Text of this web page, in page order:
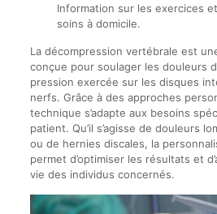
Information sur les exercices
soins à domicile.
La décompression vertébrale est
conçue pour soulager les douleurs
pression exercée sur les disques
nerfs. Grâce à des approches
technique s’adapte aux besoins
patient. Qu’il s’agisse de douleurs
ou de hernies discales, la
permet d’optimiser les résultats et
vie des individus concernés.